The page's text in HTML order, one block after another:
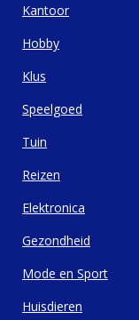
Kantoor
Hobby
Klus
Speelgoed
Tuin
Reizen
Elektronica
Gezondheid
Mode en Sport
Huisdieren